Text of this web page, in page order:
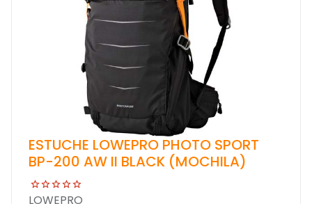
ESTUCHE LOWEPRO PHOTO SPORT
BP-200 AW II BLACK (MOCHILA)
LOWEPRO